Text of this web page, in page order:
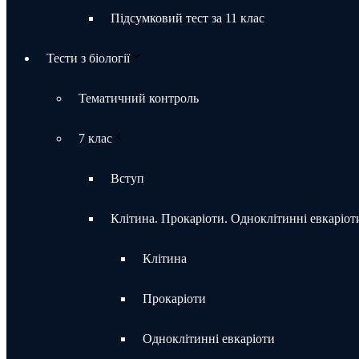
Підсумковий тест за 11 клас
Тести з біології
Тематичний контроль
7 клас
Вступ
Клітина. Прокаріоти. Одноклітинні
Клітина
Прокаріоти
Одноклітинні евкаріоти